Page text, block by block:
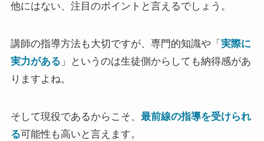
他にはない、注目のポイントと言えるでしょう。
講師の指導方法も大切ですが、専門的知識や「 実際に
実力がある 」というのは生徒側からしても納得感があ
りますよね。
そして現役であるからこそ、 最前線の指導を受けられ
る可能性も高いと言えます。